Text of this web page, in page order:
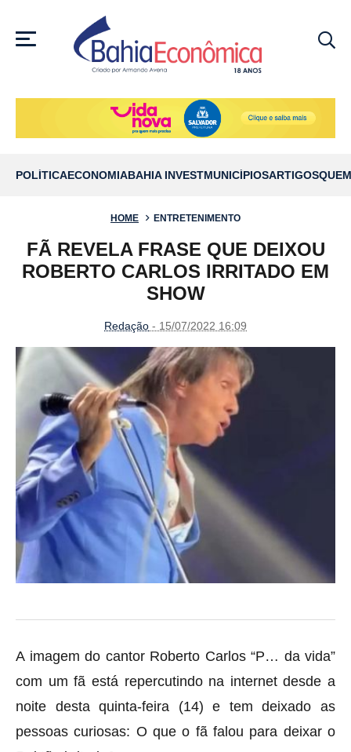
MENU
POLÍTICAECONOMIABAHIA INVESTMUNICÍPIOSARTIGOS
HOME ENTRETENIMENTO
FÃ REVELA FRASE QUE DEIXOU
ROBERTO CARLOS IRRITADO EM
SHOW
Redação - 15/07/2022 16:09
A imagem do cantor Roberto Carlos “P… da vida”
com um fã está repercutindo na internet desde a
noite desta quinta-feira (14) e tem deixado as
pessoas curiosas: O que o fã falou para deixar o